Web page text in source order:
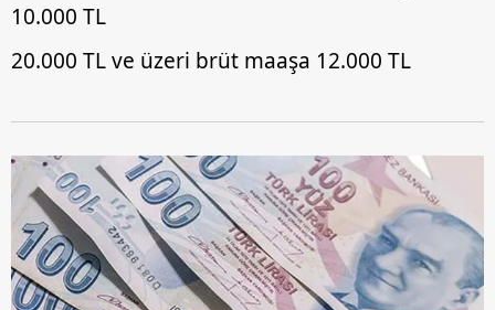
10.000 TL
20.000 TL ve üzeri brüt maaşa 12.000 TL